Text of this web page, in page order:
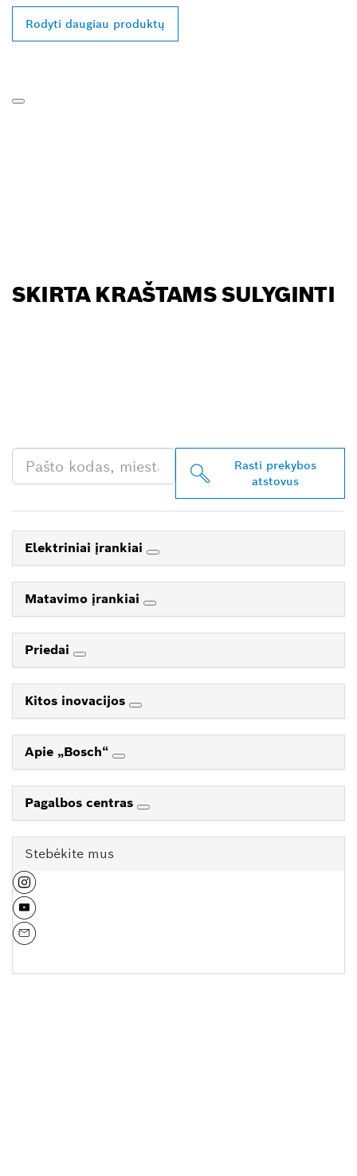
Rodyti daugiau produktų
SKIRTA KRAŠTAMS SULYGINTI
Rasti prekybos
atstovus
Elektriniai įrankiai
Matavimo įrankiai
Priedai
Kitos inovacijos
Apie „Bosch“
Pagalbos centras
Stebėkite mus